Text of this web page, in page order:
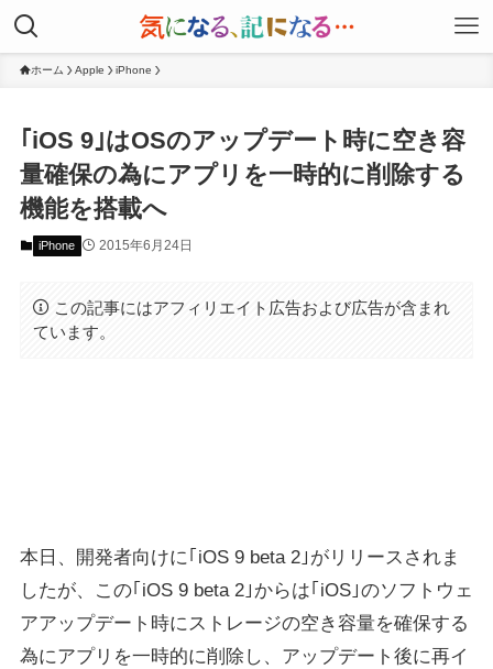
ホーム Apple iPhone
｢iOS 9｣はOSのアップデート時に空き容
量確保の為にアプリを一時的に削除する
機能を搭載へ
iPhone 2015年6月24日
この記事にはアフィリエイト広告および広告が含まれ
ています。
本日、開発者向けに｢iOS 9 beta 2｣がリリースされま
したが、この｢iOS 9 beta 2｣からは｢iOS｣のソフトウェ
アアップデート時にストレージの空き容量を確保する
為にアプリを一時的に削除し、アップデート後に再イ